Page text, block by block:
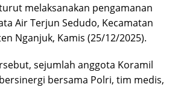
melaksanakan pengamanan
Air Terjun Sedudo, Kecamatan
Nganjuk, Kamis (25/12/2025).
sejumlah anggota Koramil
bersama Polri, tim medis,